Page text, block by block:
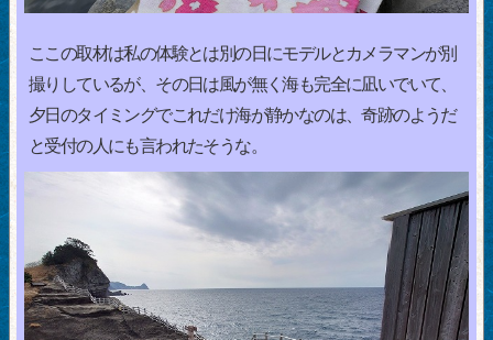
ここの取材は私の体験とは別の日にモデルとカメラマンが別
撮りしているが、その日は風が無く海も完全に凪いでいて、
夕日のタイミングでこれだけ海が静かなのは、奇跡のようだ
と受付の人にも言われたそうな。